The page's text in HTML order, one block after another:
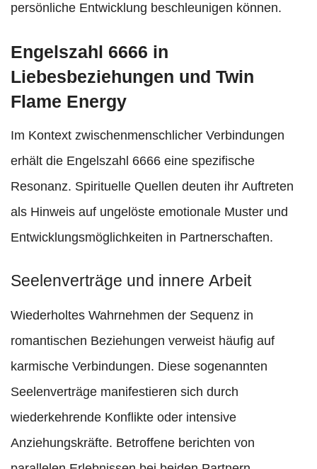
persönliche Entwicklung beschleunigen können.
Engelszahl 6666 in
Liebesbeziehungen und Twin
Flame Energy
Im Kontext zwischenmenschlicher Verbindungen
erhält die Engelszahl 6666 eine spezifische
Resonanz. Spirituelle Quellen deuten ihr Auftreten
als Hinweis auf ungelöste emotionale Muster und
Entwicklungsmöglichkeiten in Partnerschaften.
Seelenverträge und innere Arbeit
Wiederholtes Wahrnehmen der Sequenz in
romantischen Beziehungen verweist häufig auf
karmische Verbindungen. Diese sogenannten
Seelenverträge manifestieren sich durch
wiederkehrende Konflikte oder intensive
Anziehungskräfte. Betroffene berichten von